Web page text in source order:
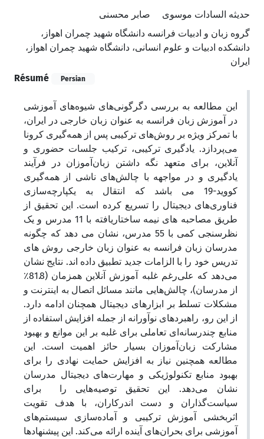
حدیثه السادات موسوی
صابر محسنی
گروه زبان و ادبیات فرانسه دانشگاه شهید چمران اهواز،
دانشکده ادبیات و علوم انسانی، دانشگاه شهید چمران اهواز،
ایران
Résumé
Persian
این مطالعه به بررسی دگرگونی‌های شیوه‌های آموزشی
در آموزش زبان فرانسه به عنوان زبان خارجی در ایران،
با تمرکز ویژه بر روش‌های ترکیبی پس از همه‌گیری کرونا
می‌پردازد. یادگیری ترکیبی، ترکیب جلسات حضوری و
آنلاین، برای متعهد نگه داشتن زبان‌آموزان در فرآیند
یادگیری و در مواجهه با چالش‌های ناشی از همه‌گیری
کووید-19 می باشد که انتقال به یکپارچه‌سازی
فناوری‌های دیجیتال را تسریع کرده است. این تحقیق از
طریق مصاحبه های نیمه ساختاریافته با 11 مدرس و یک
نظرسنجی کمی با 55 مدرس، نشان می دهد که چگونه
مدرسان زبان فرانسه به عنوان زبان خارجی روش های
تدریس خود را با الزامات جدید تطبیق داده اند. نتایج نشان
می‌دهد که علی‌رغم غلبه آموزش آنلاین همزمان (81.8٪
از مدرسان)، چالش‌هایی مانند مسائل اتصال به اینترنت و
مشکلات تسلط بر ابزارهای دیجیتال همچنان ادامه دارد.
از این رو، راهبردهای نوآورانه از جمله افزایش استفاده از
منابع چندرسانه‌ای تعاملی برای غلبه بر این موانع و بهبود
مشارکت زبان‌آموزان بسیار حائز اهمیت است. این
مطالعه همچنین نیاز به افزایش حمایت نهادی را برای
بهبود منابع تکنولوژیکی و مهارت‌های دیجیتال مدرسان
نشان می‌دهد. این تحقیق توصیه‌هایی را برای
سیاست‌گذاران و دست اندرکاران، با هدف تقویت
اثربخشی آموزش ترکیبی و آماده‌سازی سیستم‌های
آموزشی برای بحران‌های آینده ارائه می‌کند. این پیشنهادها